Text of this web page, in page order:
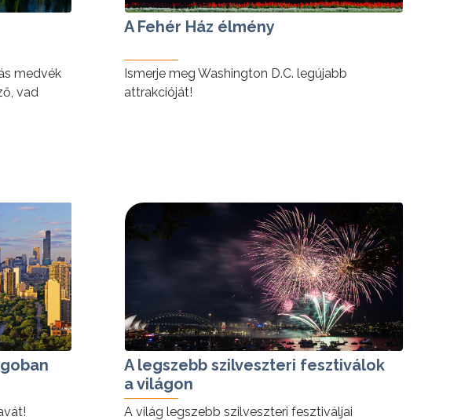
medvék
vad
A Fehér Ház élmény
Ismerje meg Washington D.C. legújabb
attrakcióját!
A legszebb szilveszteri fesztiválok
a világon
A világ legszebb szilveszteri fesztiváljai